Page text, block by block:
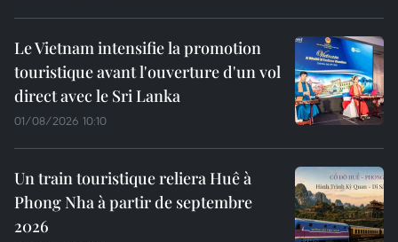
Le Vietnam intensifie la promotion
touristique avant l'ouverture d'un vol
direct avec le Sri Lanka
01/08/2026 10:10
Un train touristique reliera Huê à
Phong Nha à partir de septembre
2026